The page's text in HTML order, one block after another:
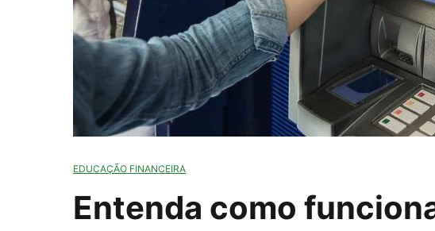
EDUCAÇÃO FINANCEIRA
Entenda como